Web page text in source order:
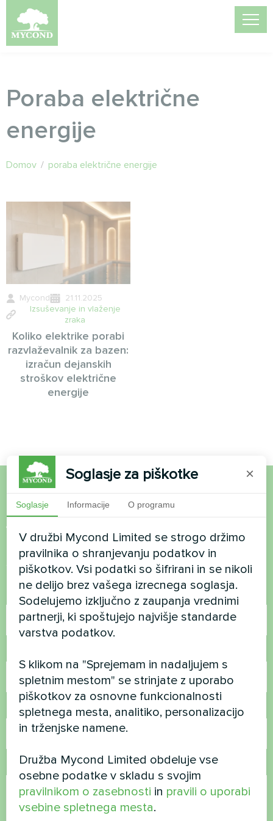
Poraba električne
energije
Domov / poraba električne energije
Mycond
21.11.2025
Izsuševanje in vlaženje
zraka
Koliko elektrike porabi
razvlaževalnik za bazen:
izračun dejanskih
stroškov električne
energije
Želite kupiti ali imate
vprašanja?
Stopite v stik z nami in pomagali vam bomo
Ime
E-pošta
Komentar
Soglasje za piškotke ×
Soglasje Informacije O programu
V družbi Mycond Limited se strogo držimo
pravilnika o shranjevanju podatkov in
piškotkov. Vsi podatki so šifrirani in se nikoli
ne delijo brez vašega izrecnega soglasja.
Sodelujemo izključno z zaupanja vrednimi
partnerji, ki spoštujejo najvišje standarde
varstva podatkov.
S klikom na "Sprejemam in nadaljujem s
spletnim mestom" se strinjate z uporabo
piškotkov za osnovne funkcionalnosti
spletnega mesta, analitiko, personalizacijo
in trženjske namene.
Družba Mycond Limited obdeluje vse
osebne podatke v skladu s svojim
pravilnikom o zasebnosti in pravili o uporabi
vsebine spletnega mesta.